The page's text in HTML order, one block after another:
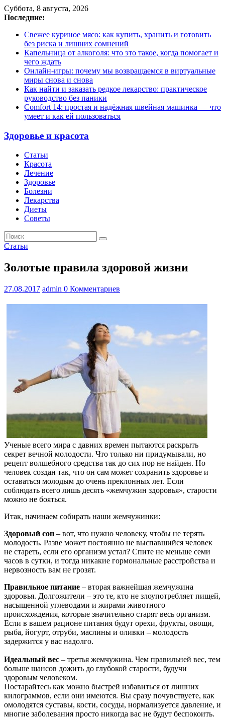
Суббота, 8 августа, 2026
Последние:
Свежее куриное мясо: как купить, хранить и готовить
без риска и лишних сомнений
Капельница от алкоголя: что это такое, когда помогает и
чего ждать
Онлайн-игры: почему мы возвращаемся в виртуальные
миры снова и снова
Как найти и заказать редкое лекарство: практическое
руководство без паники
Comfort 14: простая и надёжная швейная машинка — что
умеет и как ей пользоваться
Здоровье и красота
Статьи
Красота
Лечение
Здоровье
Болезни
Лекарства
Диеты
Советы
Статьи
Золотые правила здоровой жизни
27.08.2017 admin 0 Комментариев
Ученые всего мира с давних времен пытаются раскрыть
секрет вечной молодости. Что только ни придумывали, но
рецепт волшебного средства так до сих пор не найден. Но
человек создан так, что он сам может сохранить здоровье и
оставаться молодым до очень преклонных лет. Если
соблюдать всего лишь десять «жемчужин здоровья», старости
можно не бояться.
Итак, начинаем собирать наши жемчужинки:
Здоровый сон – вот, что нужно человеку, чтобы не терять
молодость. Разве может постоянно не выспавшийся человек
не стареть, если его организм устал? Спите не меньше семи
часов в сутки, и тогда никакие гормональные расстройства и
нервозность вам не грозят.
Правильное питание – вторая важнейшая жемчужина
здоровья. Долгожители – это те, кто не злоупотребляет пищей,
насыщенной углеводами и жирами животного
происхождения, которые значительно старят весь организм.
Если в вашем рационе питания будут орехи, фрукты, овощи,
рыба, йогурт, отруби, маслины и оливки – молодость
задержится у вас надолго.
Идеальный вес – третья жемчужина. Чем правильней вес, тем
больше шансов дожить до глубокой старости, будучи
здоровым человеком.
Постарайтесь как можно быстрей избавиться от лишних
килограммов, если они имеются. Вы сразу почувствуете, как
омолодятся суставы, кости, сосуды, нормализуется давление, и
многие заболевания просто никогда вас не будут беспокоить.